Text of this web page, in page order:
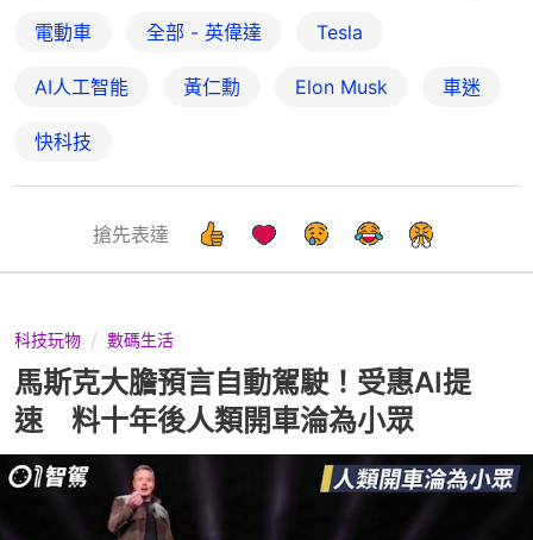
電動車 全部 - 英偉達 Tesla
AI人工智能 黃仁勳 Elon Musk 車迷
快科技
搶先表達
科技玩物 數碼生活
馬斯克大膽預言自動駕駛！受惠AI提
速 料十年後人類開車淪為小眾